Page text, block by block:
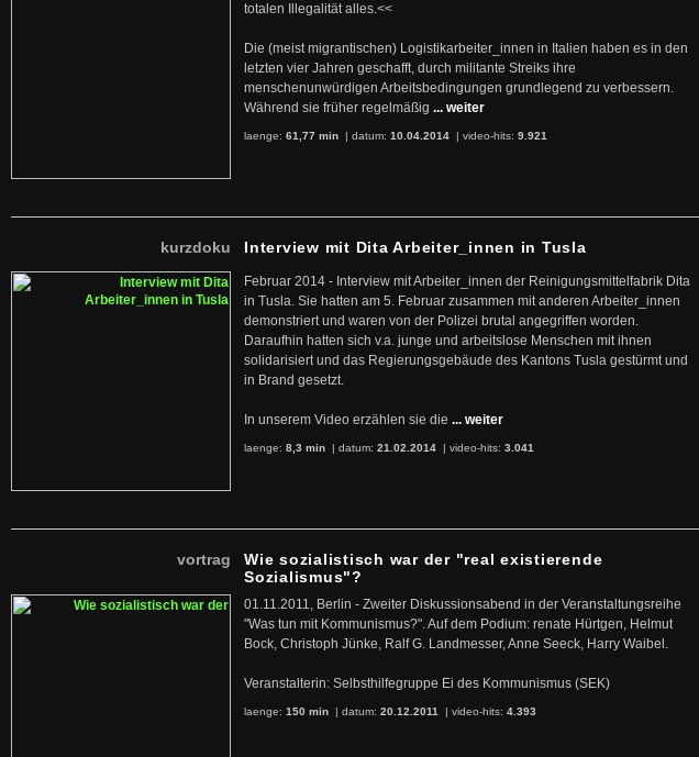
totalen Illegalität alles.<<
Die (meist migrantischen) Logistikarbeiter_innen in Italien haben es in den
letzten vier Jahren geschafft, durch militante Streiks ihre
menschenunwürdigen Arbeitsbedingungen grundlegend zu verbessern.
Während sie früher regelmäßig ... weiter
laenge: 61,77 min | datum: 10.04.2014 | video-hits: 9.921
kurzdoku Interview mit Dita Arbeiter_innen in Tusla
Februar 2014 - Interview mit Arbeiter_innen der Reinigungsmittelfabrik Dita
in Tusla. Sie hatten am 5. Februar zusammen mit anderen Arbeiter_innen
demonstriert und waren von der Polizei brutal angegriffen worden.
Daraufhin hatten sich v.a. junge und arbeitslose Menschen mit ihnen
solidarisiert und das Regierungsgebäude des Kantons Tusla gestürmt und
in Brand gesetzt.
In unserem Video erzählen sie die ... weiter
laenge: 8,3 min | datum: 21.02.2014 | video-hits: 3.041
vortrag
Wie sozialistisch war der "real existierende
Sozialismus"?
01.11.2011, Berlin - Zweiter Diskussionsabend in der Veranstaltungsreihe
"Was tun mit Kommunismus?". Auf dem Podium: renate Hürtgen, Helmut
Bock, Christoph Jünke, Ralf G. Landmesser, Anne Seeck, Harry Waibel.
Veranstalterin: Selbsthilfegruppe Ei des Kommunismus (SEK)
laenge: 150 min | datum: 20.12.2011 | video-hits: 4.393